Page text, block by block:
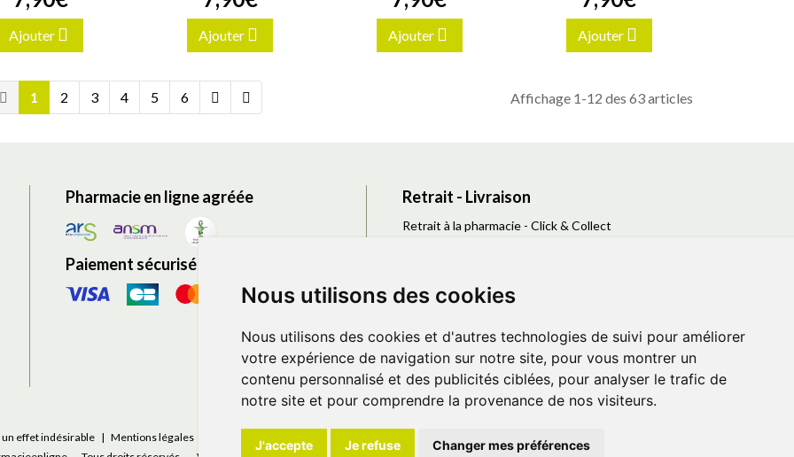
Nous utilisons des cookies
Nous utilisons des cookies et d'autres technologies de suivi pour améliorer
votre expérience de navigation sur notre site, pour vous montrer un
contenu personnalisé et des publicités ciblées, pour analyser le trafic de
notre site et pour comprendre la provenance de nos visiteurs.
J'accepte Je refuse Changer mes préférences
Ajouter Ajouter Ajouter Ajouter
Affichage 1-12 des 63 articles
1 2 3 4 5 6
Pharmacie en ligne agréée
Paiement sécurisé
Retrait - Livraison
Retrait à la pharmacie - Click & Collect
effet indésirable | Mentions légales